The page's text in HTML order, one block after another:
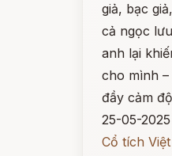
giả, bạc
cả ngọc
anh lại
cho mình
đầy cảm
25-05-2025
Cổ tích